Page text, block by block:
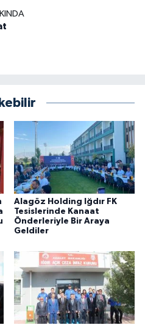
Alagöz Holding Iğdır FK
Tesislerinde Kanaat
Önderleriyle Bir Araya
Geldiler